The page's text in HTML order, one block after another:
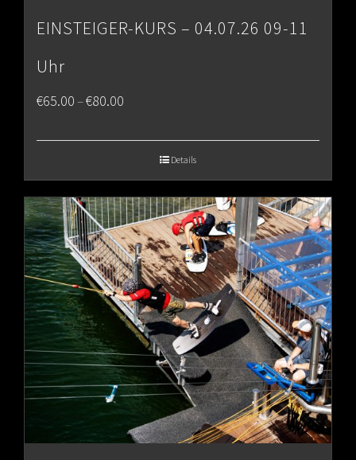
EINSTEIGER-KURS – 04.07.26 09-11
Uhr
€65.00–€80.00
€80.00
Details